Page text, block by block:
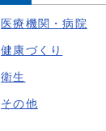
医療機関・病院
健康づくり
衛生
その他